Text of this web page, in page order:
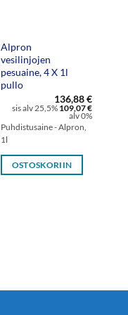
Alpron
vesilinjojen
pesuaine, 4 X 1l
pullo
136,88€
sis alv 25,5% 109,07€
alv 0%
Puhdistusaine - Alpron,
1l
OSTOSKORIIN